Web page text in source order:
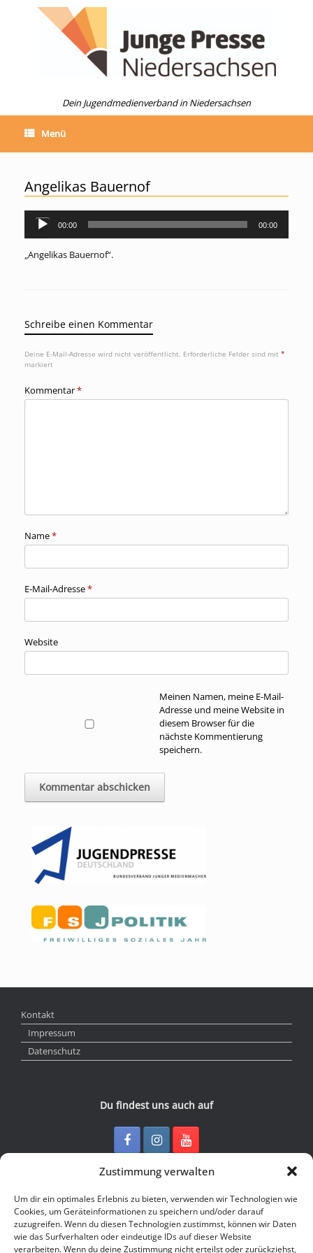
Zustimmung verwalten
Um dir ein optimales Erlebnis zu bieten, verwenden wir Technologien wie
Cookies, um Geräteinformationen zu speichern und/oder darauf
zuzugreifen. Wenn du diesen Technologien zustimmst, können wir Daten
wie das Surfverhalten oder eindeutige IDs auf dieser Website
verarbeiten. Wenn du deine Zustimmung nicht erteilst oder zurückziehst,
Dein Jugendmedienverband in Niedersachsen
Menü
Angelikas Bauernof
Audio-
00:00 00:00
„Angelikas Bauernof“.
Schreibe einen Kommentar
Deine E-Mail-Adresse wird nicht veröffentlicht. Erforderliche Felder sind mit *
markiert
Kommentar*
Name*
E-Mail-Adresse*
Website
Meinen Namen, meine E-Mail-
Adresse und meine Website in
diesem Browser für die
nächste Kommentierung
speichern.
Kontakt
Impressum
Datenschutz
Du findest uns auch auf
Kontakt
Junge Presse Niedersachsen e.V.
Rückertstraße 10